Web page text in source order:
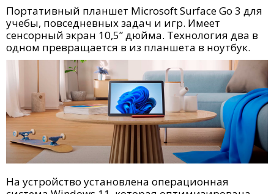
Портативный планшет Microsoft Surface Go 3 для
учебы, повседневных задач и игр. Имеет
сенсорный экран 10,5” дюйма. Технология два в
одном превращается в из планшета в ноутбук.
На устройство установлена операционная